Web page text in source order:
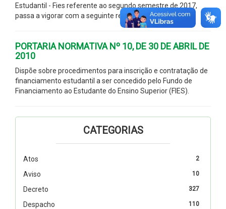
Estudantil - Fies referente ao segundo semestre de 2017,
passa a vigorar com a seguinte redação
PORTARIA NORMATIVA Nº 10, DE 30 DE ABRIL DE
2010
Dispõe sobre procedimentos para inscrição e contratação de
financiamento estudantil a ser concedido pelo Fundo de
Financiamento ao Estudante do Ensino Superior (FIES).
CATEGORIAS
2
Atos
10
Aviso
327
Decreto
110
Despacho